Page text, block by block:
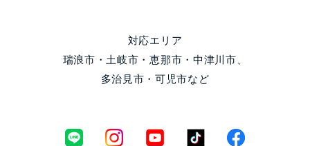
対応エリア
瑞浪市・土岐市・恵那市・中津川市、
多治見市・可児市など